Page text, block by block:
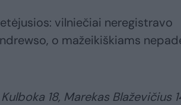
vilniečiai neregistravo
o mažeikiškiams
18, Marekas Blaževičius